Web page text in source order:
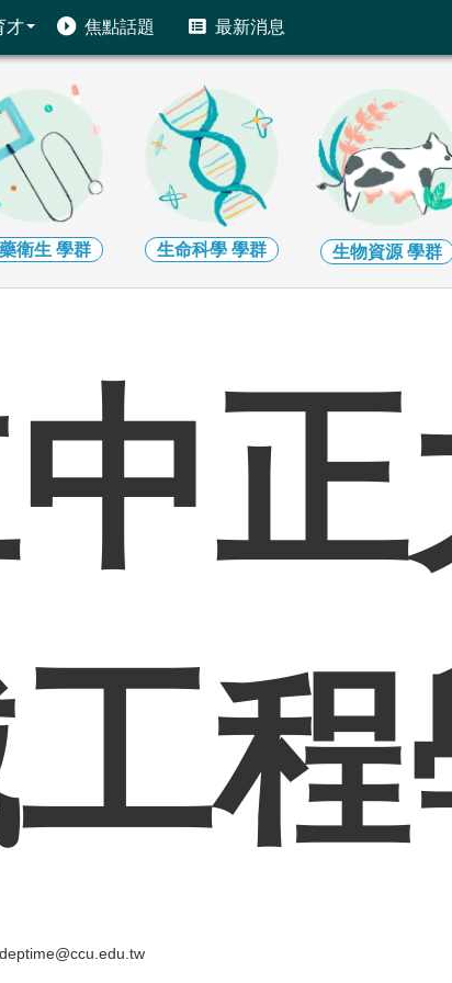
才 焦點話題 最新消息
衛生 學群 生命科學 學群 生物資源學群
deptime@ccu.edu.tw